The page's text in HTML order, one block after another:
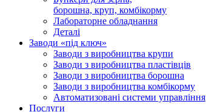
борошна, круп, комбікорму
Лабораторне обладнання
Деталі
Заводи «під ключ»
Заводи з виробництва крупи
Заводи з виробництва пластівців
Заводи з виробництва борошна
Заводи з виробництва комбікорму
Автоматизовані системи управління
Послуги